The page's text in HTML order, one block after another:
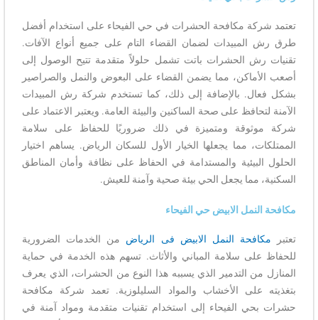
تعتمد شركة مكافحة الحشرات في حي الفيحاء على استخدام أفضل
طرق رش المبيدات لضمان القضاء التام على جميع أنواع الآفات.
تقنيات رش الحشرات باتت تشمل حلولاً متقدمة تتيح الوصول إلى
أصعب الأماكن، مما يضمن القضاء على البعوض والنمل والصراصير
بشكل فعال. بالإضافة إلى ذلك، كما تستخدم شركة رش المبيدات
الآمنة لتحافظ على صحة الساكنين والبيئة العامة. ويعتبر الاعتماد على
شركة موثوقة ومتميزة في ذلك ضروريًا للحفاظ على سلامة
الممتلكات، مما يجعلها الخيار الأول للسكان الرياض. يساهم اختيار
الحلول البيئية والمستدامة في الحفاظ على نظافة وأمان المناطق
السكنية، مما يجعل الحي بيئة صحية وآمنة للعيش.
مكافحة النمل الابيض حي الفيحاء
تعتبر مكافحة النمل الابيض فى الرياض من الخدمات الضرورية
للحفاظ على سلامة المباني والأثاث. تسهم هذه الخدمة في حماية
المنازل من التدمير الذي يسببه هذا النوع من الحشرات، الذي يعرف
بتغذيته على الأخشاب والمواد السليلوزية. تعمد شركة مكافحة
حشرات بحي الفيحاء إلى استخدام تقنيات متقدمة ومواد آمنة في